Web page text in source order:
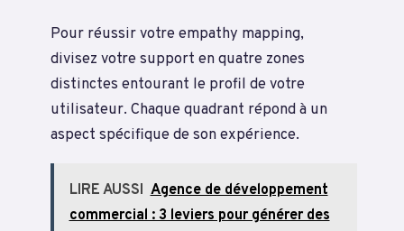
Pour réussir votre empathy mapping,
divisez votre support en quatre zones
distinctes entourant le profil de votre
utilisateur. Chaque quadrant répond à un
aspect spécifique de son expérience.
LIRE AUSSI Agence de développement
commercial : 3 leviers pour générer des